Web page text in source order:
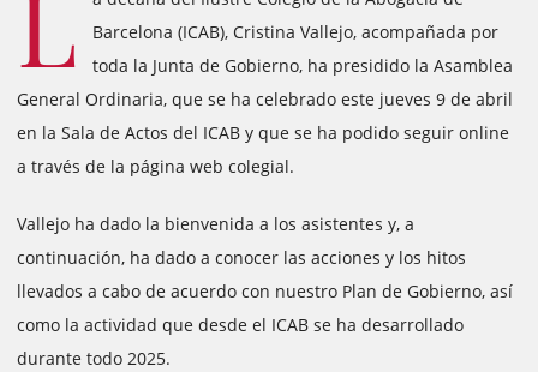
Barcelona (ICAB), Cristina Vallejo, acompañada por
toda la Junta de Gobierno, ha presidido la Asamblea
General Ordinaria, que se ha celebrado este jueves 9 de abril
en la Sala de Actos del ICAB y que se ha podido seguir online
a través de la página web colegial.
Vallejo ha dado la bienvenida a los asistentes y, a
continuación, ha dado a conocer las acciones y los hitos
llevados a cabo de acuerdo con nuestro Plan de Gobierno, así
como la actividad que desde el ICAB se ha desarrollado
durante todo 2025.